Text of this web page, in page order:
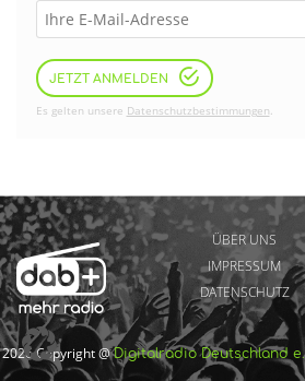
JETZT ANMELDEN
Es gelten unsere Datenschutzbestimmungen.
ÜBER UNS
IMPRESSUM
DATENSCHUTZ
2026 Copyright @Digitalradio Deutschland